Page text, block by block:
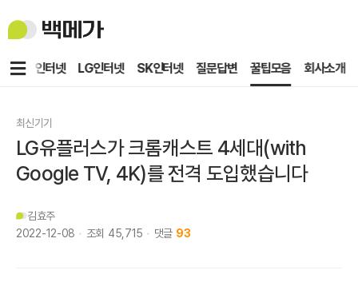
백
메
KT인터넷 LG인터넷 SK인터넷 질문답변 꿀팁모음 회사소개
메
최신기기
LG유플러스가 크롬캐스트 4세대(with
Google TV, 4K)를 전격 도입했습니다
김효주
2022-12-08
조회 45,715 댓글 93